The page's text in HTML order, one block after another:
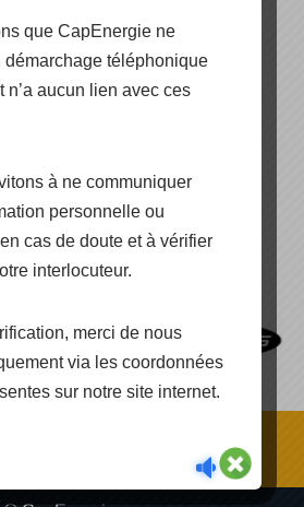
PICTURE LIST]
que CapEnergie ne
démarchage téléphonique
n’a aucun lien avec ces
à ne communiquer
personnelle ou
cas de doute et à vérifier
interlocuteur.
merci de nous
via les coordonnées
sur notre site internet.